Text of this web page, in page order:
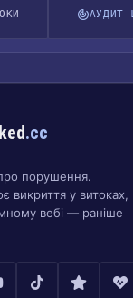
АУДИТ
.cc
порушення.
викриття у витоках,
вебі — раніше